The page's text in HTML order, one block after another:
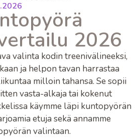
2026
valinta kodin treenivälineeksi,
ja helpon tavan harrastaa
milloin tahansa. Se sopii
vasta-alkaja tai kokenut
käymme läpi kuntopyörän
etuja sekä annamme
valintaan.